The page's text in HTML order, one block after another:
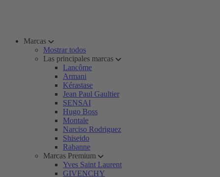
Marcas
Mostrar todos
Las principales marcas
Lancôme
Armani
Kérastase
Jean Paul Gaultier
SENSAI
Hugo Boss
Montale
Narciso Rodriguez
Shiseido
Rabanne
Marcas Premium
Yves Saint Laurent
GIVENCHY